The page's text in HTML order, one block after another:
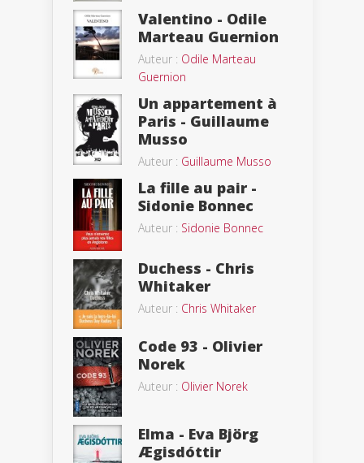
Valentino - Odile
Marteau Guernion
Auteur : Odile Marteau
Guernion
Un appartement à
Paris - Guillaume
Musso
Auteur : Guillaume Musso
La fille au pair -
Sidonie Bonnec
Auteur : Sidonie Bonnec
Duchess - Chris
Whitaker
Auteur : Chris Whitaker
Code 93 - Olivier
Norek
Auteur : Olivier Norek
Elma - Eva Björg
Ægisdóttir